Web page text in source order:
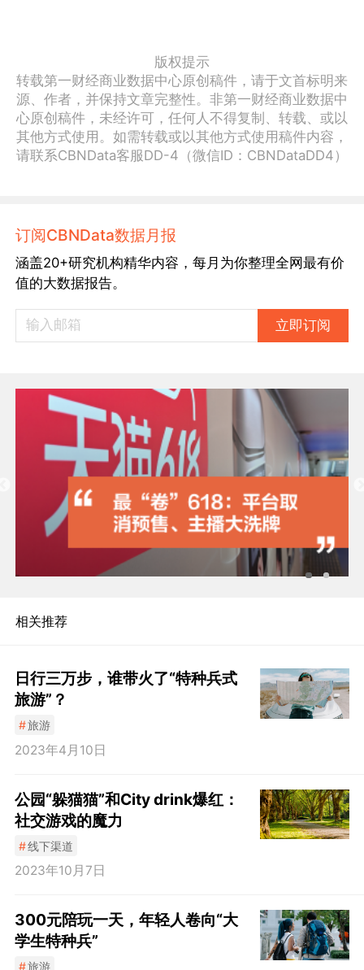
版权提示
转载第一财经商业数据中心原创稿件，请于文首标明来
源、作者，并保持文章完整性。非第一财经商业数据中
心原创稿件，未经许可，任何人不得复制、转载、或以
其他方式使用。如需转载或以其他方式使用稿件内容，
请联系CBNData客服DD-4（微信ID：CBNDataDD4）
订阅CBNData数据月报
涵盖20+研究机构精华内容，每月为你整理全网最有价
值的大数据报告。
立即订阅
相关推荐
日行三万步，谁带火了“特种兵式
旅游”？
#旅游
2023年4月10日
公园“躲猫猫”和City drink爆红：
社交游戏的魔力
#线下渠道
2023年10月7日
300元陪玩一天，年轻人卷向“大
学生特种兵”
#旅游